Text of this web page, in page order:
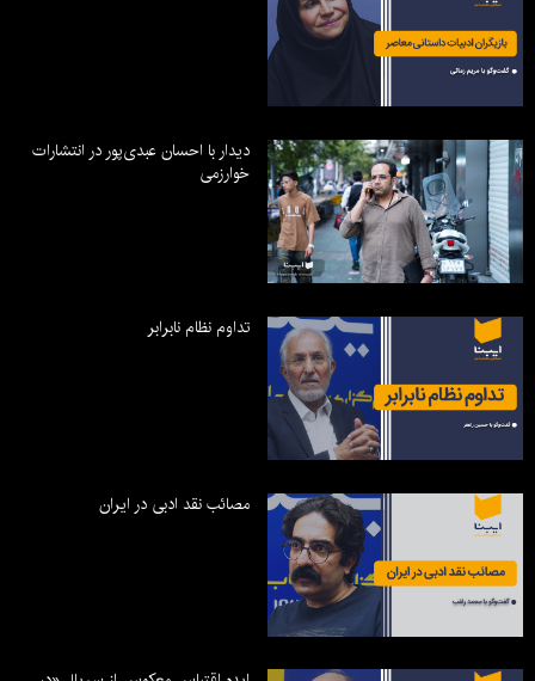
دیدار با احسان عبدی‌پور در انتشارات
خوارزمی
تداوم نظام نابرابر
مصائب نقد ادبی در ایران